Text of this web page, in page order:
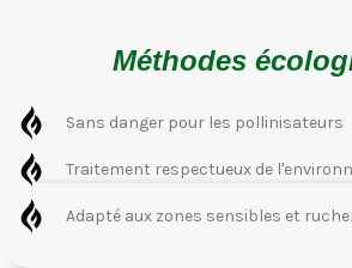
Méthodes
Sans danger pour les pollinisateurs
Traitement respectueux de
Adapté aux zones sensibles et